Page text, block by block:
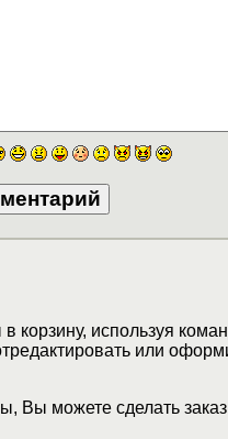
корзину, используя
или
Вы можете сделать